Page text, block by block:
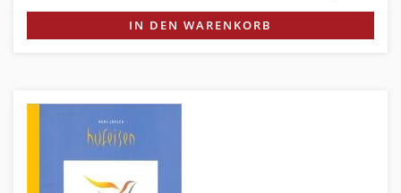
IN DEN WARENKORB